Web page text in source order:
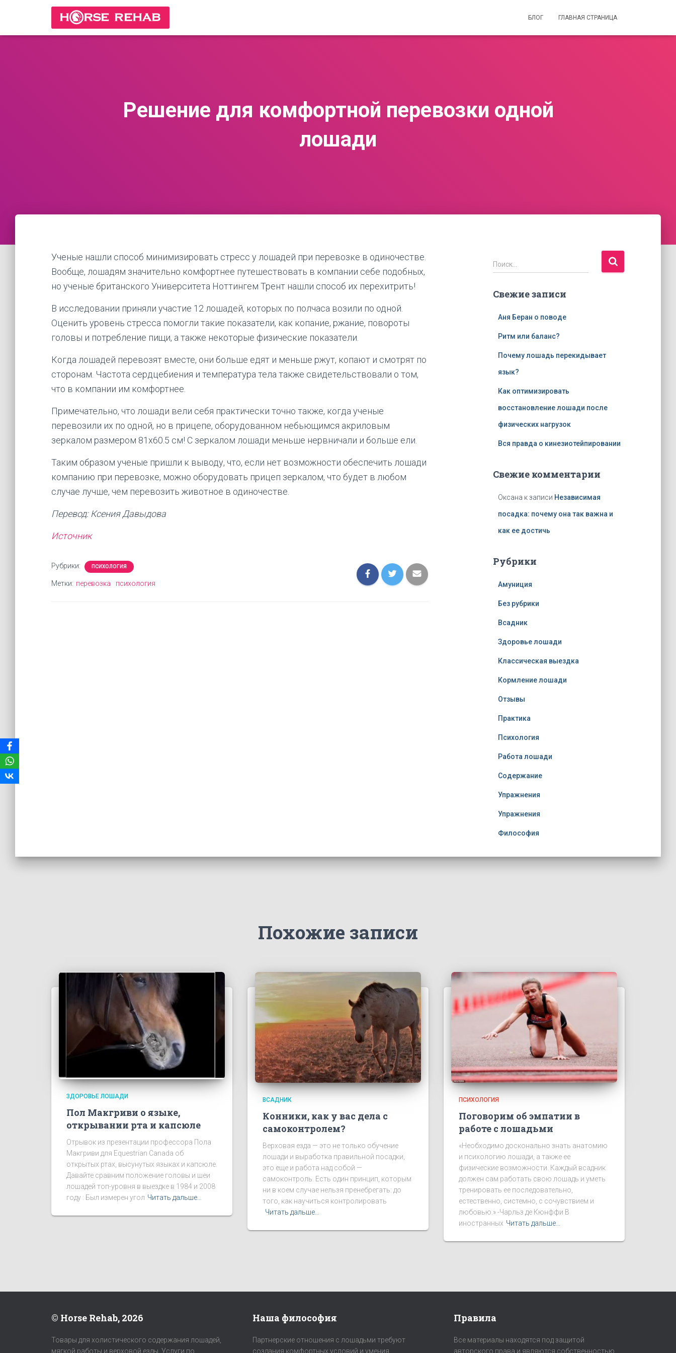
БЛОГ ГЛАВНАЯ СТРАНИЦА
Решение для комфортной перевозки одной
лошади
Ученые нашли способ минимизировать стресс у лошадей при перевозке в одиночестве.
Вообще, лошадям значительно комфортнее путешествовать в компании себе подобных,
но ученые британского Университета Ноттингем Трент нашли способ их перехитрить!
В исследовании приняли участие 12 лошадей, которых по полчаса возили по одной.
Оценить уровень стресса помогли такие показатели, как копание, ржание, повороты
головы и потребление пищи, а также некоторые физические показатели.
Когда лошадей перевозят вместе, они больше едят и меньше ржут, копают и смотрят по
сторонам. Частота сердцебиения и температура тела также свидетельствовали о том,
что в компании им комфортнее.
Примечательно, что лошади вели себя практически точно также, когда ученые
перевозили их по одной, но в прицепе, оборудованном небьющимся акриловым
зеркалом размером 81х60.5 см! С зеркалом лошади меньше нервничали и больше ели.
Таким образом ученые пришли к выводу, что, если нет возможности обеспечить лошади
компанию при перевозке, можно оборудовать прицеп зеркалом, что будет в любом
случае лучше, чем перевозить животное в одиночестве.
Перевод: Ксения Давыдова
Источник
Рубрики: ПСИХОЛОГИЯ
Метки: перевозка психология
Н
а
т
Поиск…
Свежие записи
Аня Беран о поводе
Ритм или баланс?
Почему лошадь перекидывает
язык?
Как оптимизировать
восстановление лошади после
физических нагрузок
Вся правда о кинезиотейпировании
Свежие комментарии
Оксана к записи Независимая
посадка: почему она так важна и
как ее достичь
Рубрики
Амуниция
Без рубрики
Всадник
Здоровье лошади
Классическая выездка
Кормление лошади
Отзывы
Практика
Психология
Работа лошади
Содержание
Упражнения
Упражнения
Философия
Похожие записи
ЗДОРОВЬЕ ЛОШАДИ
Пол Макгриви о языке,
открывании рта и капсюле
Отрывок из презентации профессора Пола
Макгриви для Equestrian Canada об
открытых ртах, высунутых языках и капсюле.
Давайте сравним положение головы и шеи
лошадей топ-уровня в выездке в 1984 и 2008
году : Был измерен угол Читать дальше…
ВСАДНИК
Конники, как у вас дела с
самоконтролем?
Верховая езда — это не только обучение
лошади и выработка правильной посадки,
это еще и работа над собой —
самоконтроль. Есть один принцип, которым
ни в коем случае нельзя пренебрегать: до
того, как научиться контролировать
Читать дальше…
ПСИХОЛОГИЯ
Поговорим об эмпатии в
работе с лошадьми
«Необходимо досконально знать анатомию
и психологию лошади, а также ее
физические возможности. Каждый всадник
должен сам работать свою лошадь и уметь
тренировать ее последовательно,
естественно, системно, с сочувствием и
любовью.» -Чарльз де Кюнффи В
иностранных Читать дальше…
© Horse Rehab, 2026
Товары для холистического содержания лошадей,
мягкой работы и верховой езды. Услуги по
Наша философия
Партнерские отношения с лошадьми требуют
создания комфортных условий и умения
Правила
Все материалы находятся под защитой
авторского права и являются собственностью